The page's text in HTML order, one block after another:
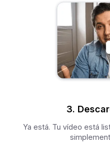
3.
Ya está. Tu vídeo está